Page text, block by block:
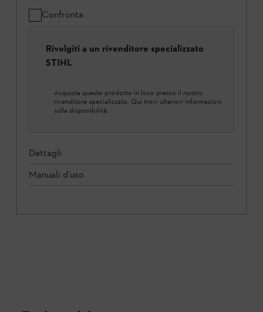
Confronta
Rivolgiti a un rivenditore specializzato
STIHL
Acquista questo prodotto in loco presso il nostro
rivenditore specializzato. Qui trovi ulteriori informazioni
sulla disponibilità.
Dettagli
Manuali d'uso